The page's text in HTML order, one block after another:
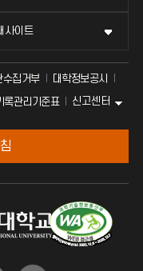
사이트
수집거부
대학정보공시
록관리기준표 신고센터